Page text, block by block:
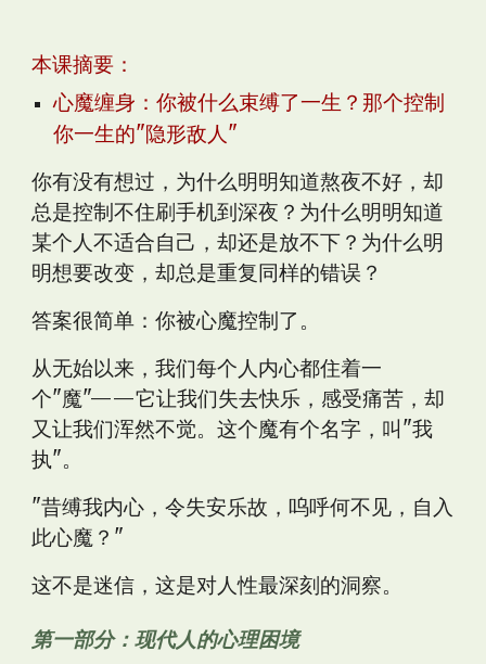
本课摘要：
心魔缠身：你被什么束缚了一生？那个控制
你一生的"隐形敌人"
你有没有想过，为什么明明知道熬夜不好，却
总是控制不住刷手机到深夜？为什么明明知道
某个人不适合自己，却还是放不下？为什么明
明想要改变，却总是重复同样的错误？
答案很简单：你被心魔控制了。
从无始以来，我们每个人内心都住着一
个"魔"——它让我们失去快乐，感受痛苦，却
又让我们浑然不觉。这个魔有个名字，叫"我
执"。
"昔缚我内心，令失安乐故，呜呼何不见，自入
此心魔？"
这不是迷信，这是对人性最深刻的洞察。
第一部分：现代人的心理困境